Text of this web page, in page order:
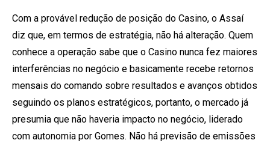
Com a provável redução de posição do Casino, o Assaí
diz que, em termos de estratégia, não há alteração. Quem
conhece a operação sabe que o Casino nunca fez maiores
interferências no negócio e basicamente recebe retornos
mensais do comando sobre resultados e avanços obtidos
seguindo os planos estratégicos, portanto, o mercado já
presumia que não haveria impacto no negócio, liderado
com autonomia por Gomes. Não há previsão de emissões